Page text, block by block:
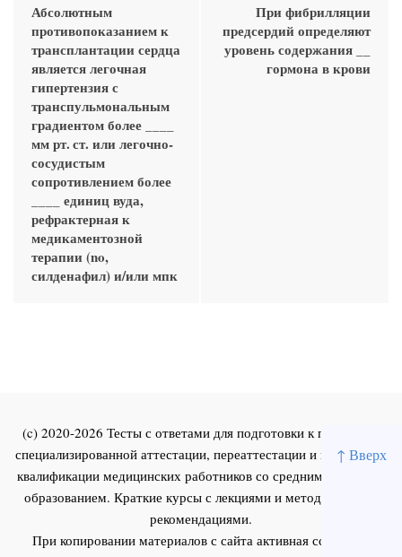
↑ Вверх
Абсолютным
противопоказанием к
трансплантации сердца
является легочная
гипертензия с
транспульмональным
градиентом более ____
мм рт. ст. или легочно-
сосудистым
сопротивлением более
____ единиц вуда,
рефрактерная к
медикаментозной
терапии (no,
силденафил) и/или мпк
При фибрилляции
предсердий определяют
уровень содержания __
гормона в крови
(c) 2020-2026 Тесты с ответами для подготовки к первичной
специализированной аттестации, переаттестации и повышения
квалификации медицинских работников со средним и высшим
образованием. Краткие курсы с лекциями и методическими
рекомендациями.
При копировании материалов с сайта активная ссылка на